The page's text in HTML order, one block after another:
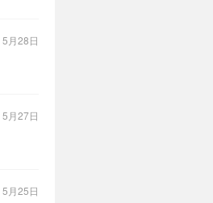
5月28日
5月27日
5月25日